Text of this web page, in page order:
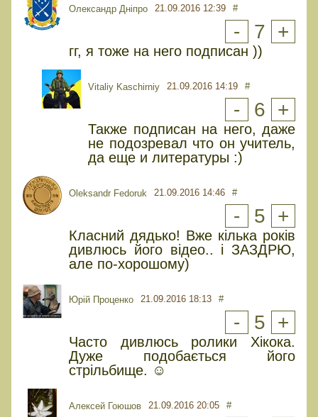
Олександр Дніпро 21.09.2016 12:39 #
- 7 +
гг, я тоже на него подписан ))
Vitaliy Kaschirniy 21.09.2016 14:19 #
- 6 +
Также подписан на него, даже
не подозревал что он учитель,
да еще и литературы :)
Oleksandr Fedoruk 21.09.2016 14:46 #
- 5 +
Класний дядько! Вже кілька років
дивлюсь його відео.. і ЗАЗДРЮ,
але по-хорошому)
Юрiй Проценко 21.09.2016 18:13 #
- 5 +
Часто дивлюсь ролики Хікока.
Дуже подобається його
стрільбище. ☺
Алексей Гоюшов 21.09.2016 20:05 #